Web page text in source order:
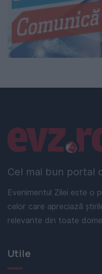
Cel mai bun portal
Evenimentul Zilei este o
celor care apreciază
relevante din toate
Linkuri utile
Utile